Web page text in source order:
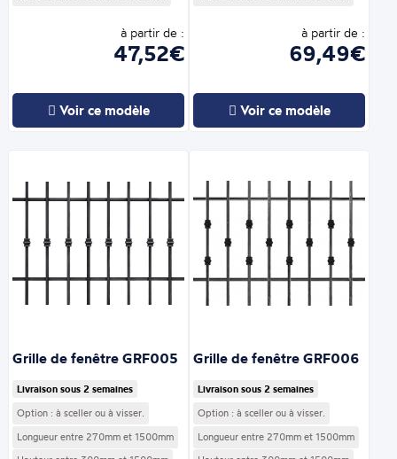
à partir de :
47,52€
Voir ce modèle
à partir de :
69,49€
Voir ce modèle
Grille de fenêtre GRF005
Livraison sous 2 semaines
Option : à sceller ou à visser.
Longueur entre 270mm et 1500mm
Grille de fenêtre GRF006
Livraison sous 2 semaines
Option : à sceller ou à visser.
Longueur entre 270mm et 1500mm